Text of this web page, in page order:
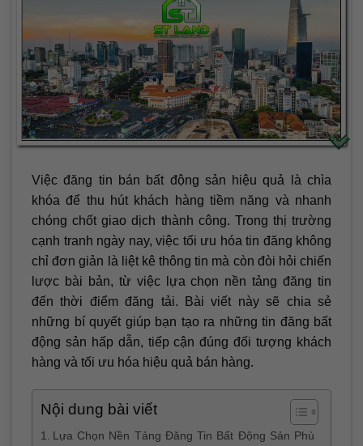
Việc đăng tin bán bất động sản hiệu quả là chìa
khóa để thu hút khách hàng tiềm năng và nhanh
chóng chốt giao dịch thành công. Trong thị trường
cạnh tranh ngày nay, việc tối ưu hóa tin đăng không
chỉ đơn giản là liệt kê thông tin mà còn đòi hỏi chiến
lược bài bản, từ việc lựa chọn nền tảng đăng tin
đến thời điểm đăng tải. Bài viết này sẽ chia sẻ
những bí quyết giúp bạn tạo ra những tin đăng bất
động sản hấp dẫn, tiếp cận đúng đối tượng khách
hàng và tối ưu hóa hiệu quả bán hàng.
Nội dung bài viết
Lựa Chọn Nền Tảng Đăng Tin Bất Động Sản Phù